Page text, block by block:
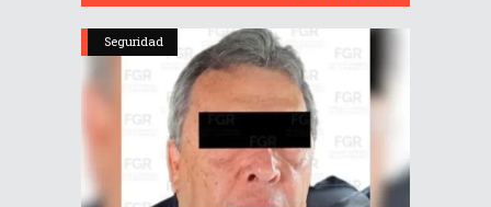
Seguridad